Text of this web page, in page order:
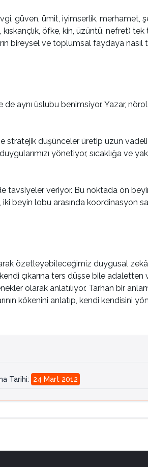
güven, ümit, iyimserlik, merhamet,
öfke, kin, üzüntü, nefret)
bireysel ve toplumsal faydaya nasıl
aynı üslubu benimsiyor. Yazar,
düşünceler üretip uzun vadeli
yönetiyor, sıcaklığa ve
tavsiyeler veriyor. Bu noktada ön
beyin lobu arasında koordinasyon
özetleyebileceğimiz duygusal
çıkarına ters düşse bile adaletten
olarak anlatılıyor. Tarhan bir
kökenini anlatıp, kendi kendisini
Tarihi: 24 Mart 2012